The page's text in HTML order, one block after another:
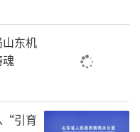
在全面总结2024年
基础上，制定了
段学生课间活动时
务教育阶段学生课
体育活动要求、
东机
“引育